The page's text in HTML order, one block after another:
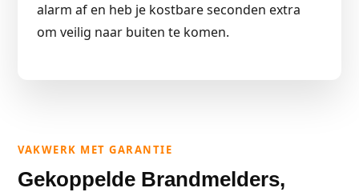
alarm af en heb je kostbare seconden extra
om veilig naar buiten te komen.
VAKWERK MET GARANTIE
Gekoppelde Brandmelders,